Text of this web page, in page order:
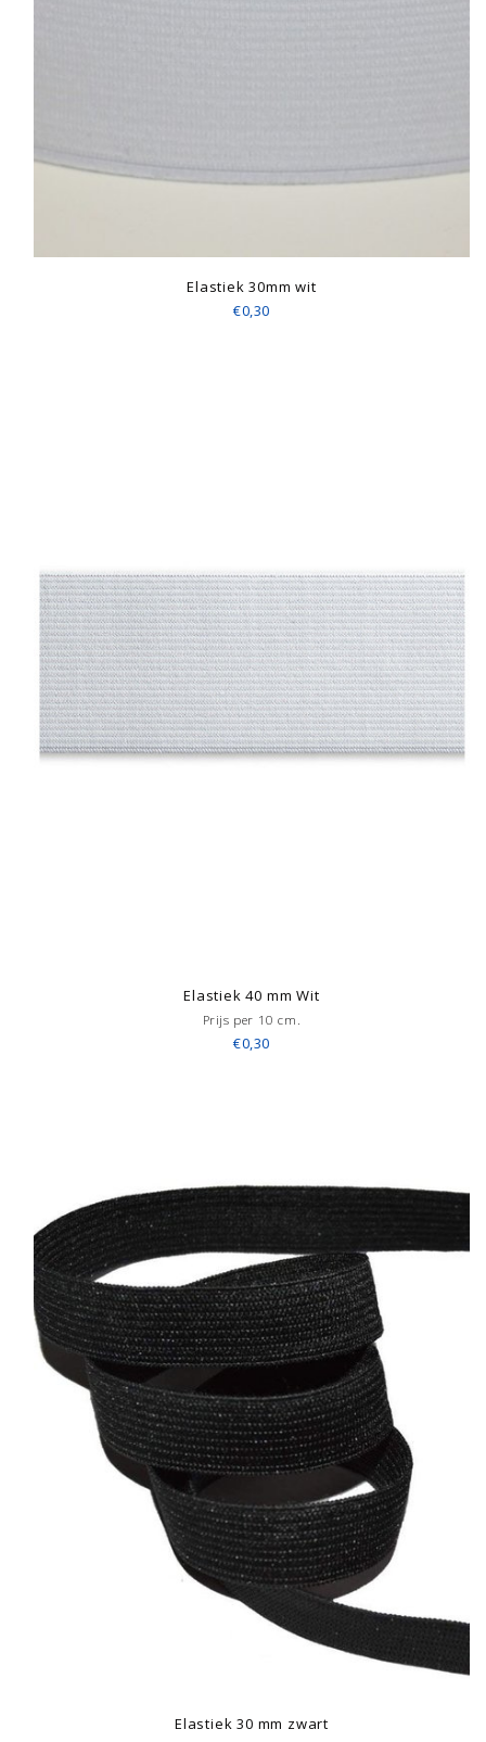
Elastiek 30mm wit
€0,30
Elastiek 40 mm Wit
Prijs per 10 cm.
€0,30
Elastiek 30 mm zwart